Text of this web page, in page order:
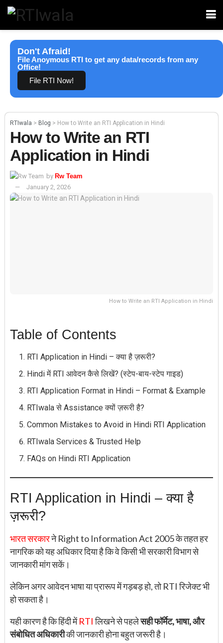
Don't Afraid!
File Anoymous RTI to get any data/records from any
Office!
File RTI Now!
RTIwala > Blog > How to Write an RTI Application in Hindi
How to Write an RTI
Application in Hindi
by Rw Team
January 2, 2026
How to Write an RTI Application in Hindi
Table of Contents
RTI Application in Hindi – क्या है ज़रूरी?
Hindi में RTI आवेदन कैसे लिखें? (स्टेप-बाय-स्टेप गाइड)
RTI Application Format in Hindi – Format & Example
RTIwala से Assistance क्यों ज़रूरी है?
Common Mistakes to Avoid in Hindi RTI Application
RTIwala Services & Trusted Help
FAQs on Hindi RTI Application
RTI Application in Hindi – क्या है
ज़रूरी?
भारत सरकारने Right to Information Act 2005 के तहत हर
नागरिक को यह अधिकार दिया है कि वे किसी भी सरकारी विभाग से
जानकारी मांग सकें।
लेकिन अगर आवेदन भाषा या प्रारूप में गड़बड़ हो, तो RTI रिजेक्ट भी
हो सकता है।
यही कारण है कि हिंदी मेंRTIलिखने से पहलेसही फॉर्मेट, भाषा, और
संबोधित अधिकारीकी जानकारी होना बहुत जरूरी है।